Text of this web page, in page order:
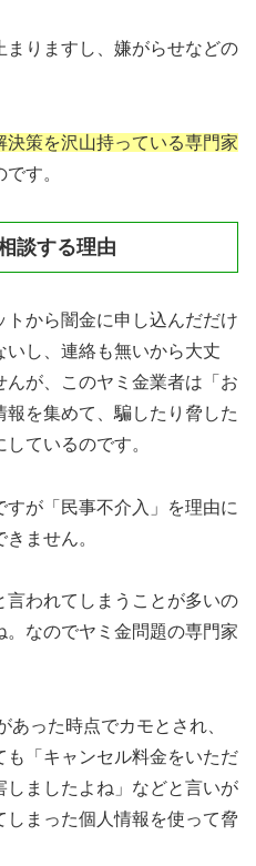
りますし、嫌がらせなどの
策を沢山持っている専門家
です。
談する理由
から闇金に申し込んだだけ
し、連絡も無いから大丈
が、このヤミ金業者は「お
を集めて、騙したり脅した
ているのです。
が「民事不介入」を理由に
ません。
言われてしまうことが多いの
なのでヤミ金問題の専門家
った時点でカモとされ、
「キャンセル料金をいただ
しましたよね」などと言いが
まった個人情報を使って脅